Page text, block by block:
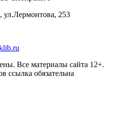
ул.Лермонтова, 253
Все материалы сайта 12+.
ссылка обязательна